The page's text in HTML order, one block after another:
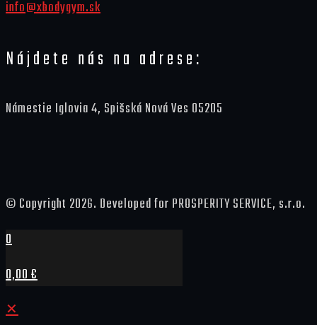
info@xbodygym.sk
Nájdete nás na adrese:
Námestie Iglovia 4, Spišská Nová Ves 05205
© Copyright 2026. Developed for PROSPERITY SERVICE, s.r.o.
0
0,00 €
✕